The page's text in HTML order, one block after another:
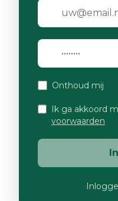
Onthoud mij
Ik ga akkoord
voorwaarden